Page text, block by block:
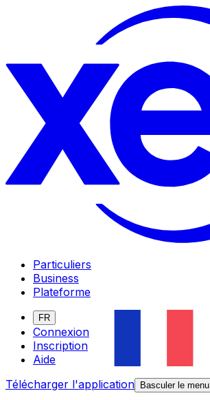
Particuliers
Business
Plateforme
FR
Connexion
Inscription
Aide
Télécharger l'application
Basculer le menu